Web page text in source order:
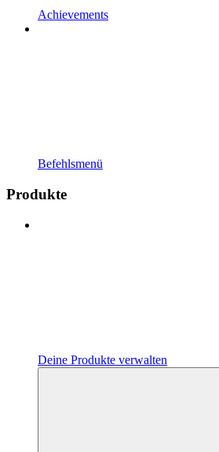
Achievements
Befehlsmenü
Produkte
Deine Produkte verwalten